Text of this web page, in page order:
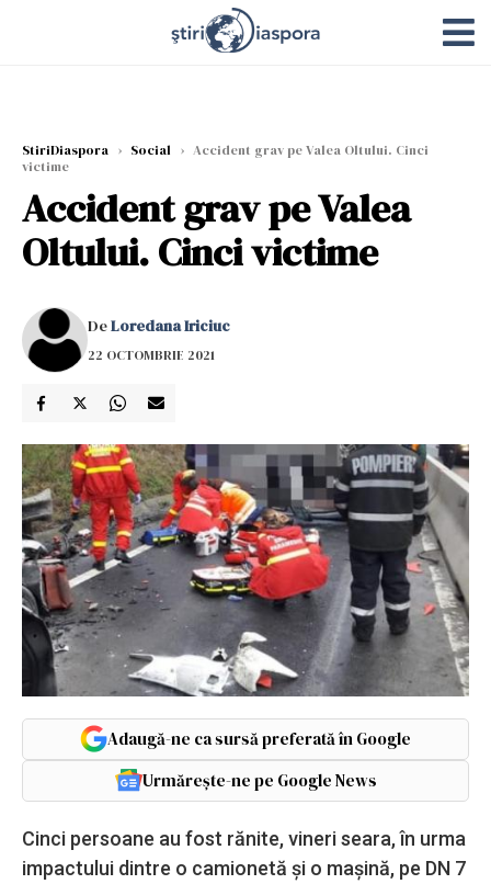
StiriDiaspora › Social › Accident grav pe Valea Oltului. Cinci
victime
Accident grav pe Valea
Oltului. Cinci victime
DeLoredana Iriciuc
22 OCTOMBRIE 2021
Adaugă-ne ca sursă preferată în Google
Urmărește-ne pe Google News
Cinci persoane au fost rănite, vineri seara, în urma
impactului dintre o camionetă și o mașină, pe DN 7